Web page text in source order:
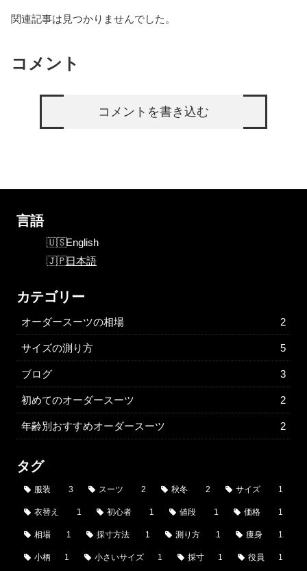
関連記事は見つかりませんでした。
コメント
コメントを書き込む
言語
English
日本語
カテゴリー
オーダースーツの相場 2
サイズの測り方 5
ブログ 3
初めてのオーダースーツ 2
年齢別おすすめオーダースーツ 2
タグ
服装 3 スーツ 2 秋冬 2 サイズ 1
衣替え 1 初心者 1 値段 1 価格 1
相場 1 採寸方法 1 測り方 1 痩身 1
小柄 1 小さいサイズ 1 採寸 1 役員 1